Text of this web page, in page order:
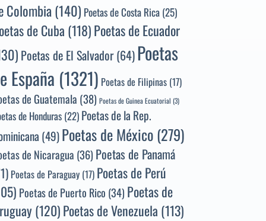
Colombia(140) Poetas de Costa Rica(25)
de Cuba (118)Poetas de Ecuador
Poetas de El Salvador(64)Poetas
España (1321) Poetas de Filipinas (17)
de Guatemala (38) Poetas de Guinea Ecuatorial (3)
de Honduras(22) Poetas de la Rep.
(49)Poetas de México(279)
de Nicaragua (36) Poetas de Panamá
Poetas de Paraguay (17) Poetas de Perú
Poetas de Puerto Rico (34) Poetas de
(120)Poetas de Venezuela (113)